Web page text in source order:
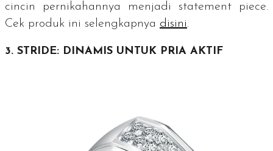
cincin pernikahannya menjadi statement piece.
Cek produk ini selengkapnya disini.
3. STRIDE: DINAMIS UNTUK PRIA AKTIF